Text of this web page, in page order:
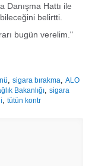
Danışma Hattı ile
belirtti.
bugün verelim."
,sigara bırakma,ALO
Bakanlığı, sigara
, tütün kontr